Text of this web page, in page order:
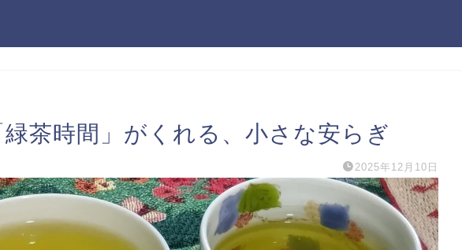
茶時間」がくれる、小さな安らぎ
2025年12月10日